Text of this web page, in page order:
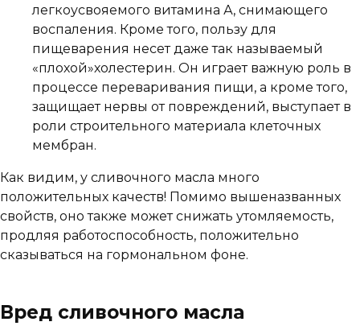
легкоусвояемого витамина А, снимающего
воспаления. Кроме того, пользу для
пищеварения несет даже так называемый
«плохой»холестерин. Он играет важную роль в
процессе переваривания пищи, а кроме того,
защищает нервы от повреждений, выступает в
роли строительного материала клеточных
мембран.
Как видим, у сливочного масла много
положительных качеств! Помимо вышеназванных
свойств, оно также может снижать утомляемость,
продляя работоспособность, положительно
сказываться на гормональном фоне.
Вред сливочного масла